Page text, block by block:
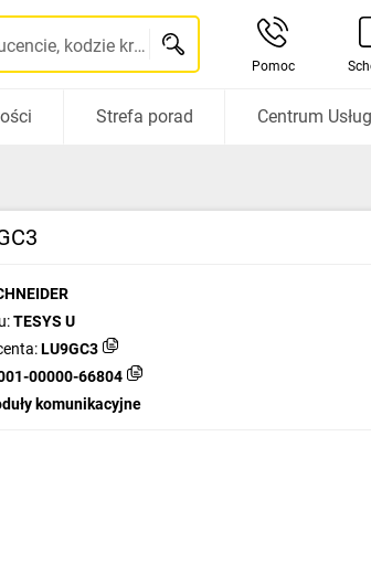
Szukaj po nazwie, indeksie, producencie, kodzie kreskowym...
Pomoc
Strefa porad Centrum Usług
TESYS U
LU9GC3
00000-66804
komunikacyjne